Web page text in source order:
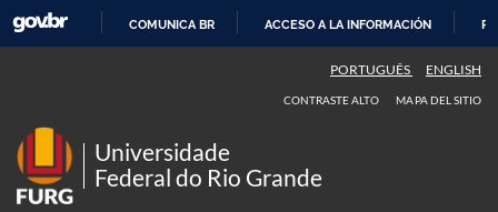
CONTENIDO
COMUNICA BR ACCESO A LA INFORMACIÓN
PORTUGUÊS ENGLISH
CONTRASTE ALTO MAPA DEL SITIO
Universidade
Federal do Rio Grande